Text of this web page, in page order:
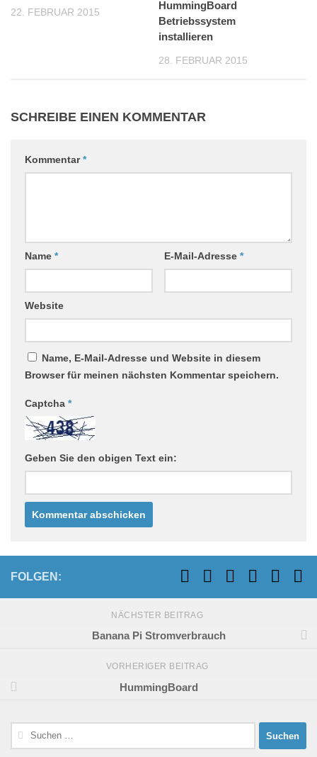
22. FEBRUAR 2015
HummingBoard
Betriebssystem
installieren
28. FEBRUAR 2015
SCHREIBE EINEN KOMMENTAR
Kommentar*
Name * E-Mail-Adresse *
Website
Name, E-Mail-Adresse und Website in diesem
Browser für meinen nächsten Kommentar speichern.
Captcha *
Geben Sie den obigen Text ein:
FOLGEN:
NÄCHSTER BEITRAG
Banana Pi Stromverbrauch
VORHERIGER BEITRAG
HummingBoard
Suchen
nach: